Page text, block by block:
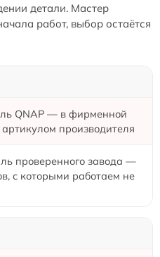
детали. Мастер
работ, выбор остаётся
QNAP — в фирменной
производителя
проверенного завода —
с которыми работаем не